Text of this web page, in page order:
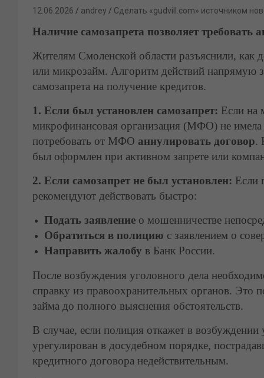
12.06.2026 andrey Сделать «gudvill.com» источником
Наличие самозапрета позволяет требовать
Жителям Смоленской области разъяснили, как
или микрозайм. Алгоритм действий напрямую
самозапрета на получение кредитов.
1. Если был установлен самозапрет: Если на
микрофинансовая организация (МФО) не
потребовать от МФО аннулировать договор.
был оформлен при активном запрете или
2. Если самозапрет не был установлен: Если
рекомендуют действовать быстро:
Подать заявление о мошенничестве
Обратиться в полицию с заявлением о
Направить жалобу в Банк России.
После возбуждения уголовного дела
справку из правоохранительных органов. Это
займа до полного выяснения обстоятельств.
В случае, если полиция откажет в
урегулирован в досудебном порядке,
кредитного договора недействительным.